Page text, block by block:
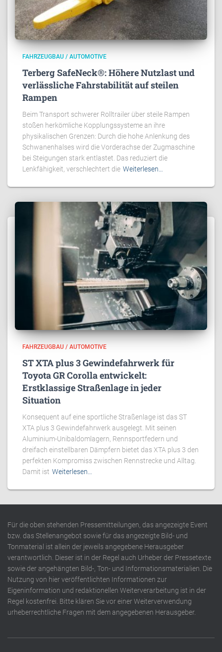
FAHRZEUGBAU / AUTOMOTIVE
Terberg SafeNeck®: Höhere Nutzlast und
verlässliche Fahrstabilität auf steilen
Rampen
Beim Transport schwerer Rolltrailer über steile Rampen
stoßen herkömliche Kopplungssysteme an ihre
physikalischen Grenzen: Durch die hohe Anlenkung des
Schwanenhalses wird die Vorderachse der Zugmaschine
bei Steigungen stark entlastet. Das reduziert die
Lenkfähigkeit, verschlechtert die Weiterlesen…
FAHRZEUGBAU / AUTOMOTIVE
ST XTA plus 3 Gewindefahrwerk für
Toyota GR Corolla entwickelt:
Erstklassige Straßenlage in jeder
Situation
Konsequent auf eine sportliche Straßenlage ist das ST
XTA plus 3 Gewindefahrwerk ausgelegt. Mit seinen
Aluminium-Unibaldomlagern, Rennsportfedern und
dreifach einstellbaren Dämpfern bietet das XTA plus 3 den
perfekten Kompromiss zwischen Rennstrecke und Alltag.
Damit ist Weiterlesen…
Für die oben stehenden Pressemitteilungen, das angezeigte Event
bzw. das Stellenangebot sowie für das angezeigte Bild- und
Tonmaterial ist allein der jeweils angegebene Herausgeber
verantwortlich. Dieser ist in der Regel auch Urheber der Pressetexte
sowie der angehängten Bild-, Ton- und Informationsmaterialien. Die
Nutzung von hier veröffentlichten Informationen zur
Eigeninformation und redaktionellen Weiterverarbeitung ist in der
Regel kostenfrei. Bitte klären Sie vor einer Weiterverwendung
urheberrechtliche Fragen mit dem angegebenen Herausgeber.